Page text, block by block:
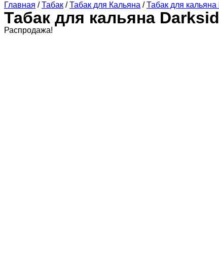
Главная /Табак /Табак для Кальяна /Табак для
Табак для кальяна
Распродажа!